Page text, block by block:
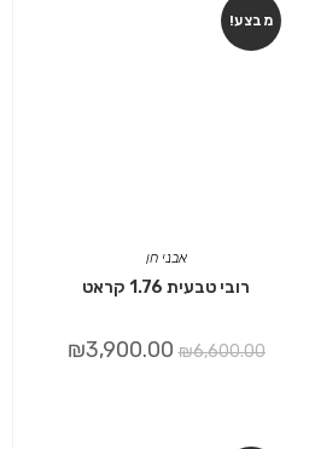
מבצע!
אבני חן
רובי טבעית 1.76 קראט
₪6,600.00
₪3,900.00